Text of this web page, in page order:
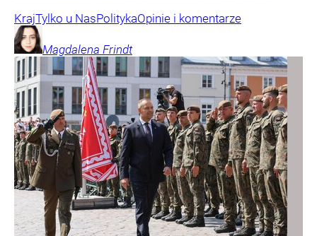
KrajTylko u NasPolitykaOpinie i komentarze
Magdalena Frindt